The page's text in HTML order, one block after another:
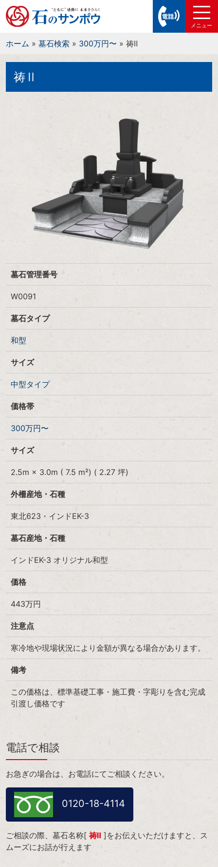
ホーム » 墓石検索 » 300万円〜 » 祷Ⅱ
祷Ⅱ
墓石管理番号
W0091
墓石タイプ
和型
サイズ
中型タイプ
価格帯
300万円〜
サイズ
2.5m × 3.0m ( 7.5 m²) ( 2.27 坪)
外柵産地・石種
東北623・インドEK-3
墓石産地・石種
インドEK-3 オリジナル和型
価格
443万円
注意点
寒冷地や現場状況により金額が異なる場合があります。
備考
この価格は、標準基礎工事・施工費・字彫りを含む完成
引渡し価格です
電話で相談
お急ぎの場合は、お電話にてご相談ください。
0120-18-4114
ご相談の際、墓石名称[ 祷Ⅱ ]をお伝えいただけますと、ス
ムーズにお話が行えます